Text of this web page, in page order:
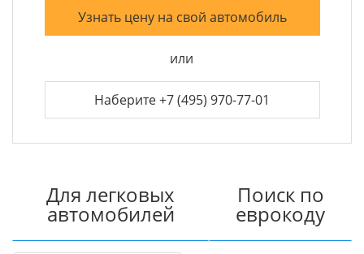
Узнать цену на свой автомобиль
или
Наберите +7 (495) 970-77-01
Для легковых
автомобилей
Поиск по
еврокоду